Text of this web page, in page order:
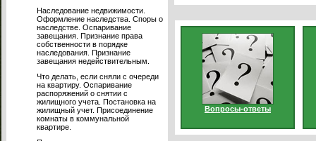
Наследование недвижимости.
Оформление наследства. Споры о
наследстве. Оспаривание
завещания. Признание права
собственности в порядке
наследования. Признание
завещания недействительным.
Что делать, если сняли с очереди
на квартиру. Оспаривание
распоряжений о снятии с
жилищного учета. Постановка на
жилищный учет. Присоединение
комнаты в коммунальной
квартире.
Вопросы-ответы